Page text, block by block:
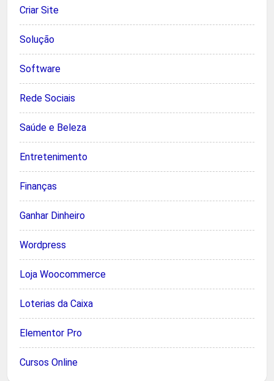
Criar Site
Solução
Software
Rede Sociais
Saúde e Beleza
Entretenimento
Finanças
Ganhar Dinheiro
Wordpress
Loja Woocommerce
Loterias da Caixa
Elementor Pro
Cursos Online